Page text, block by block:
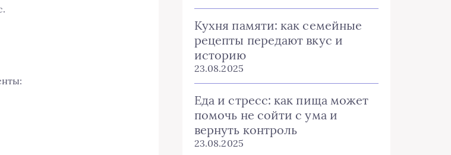
Кухня памяти: как семейные
рецепты передают вкус и
историю
23.08.2025
Еда и стресс: как пища может
помочь не сойти с ума и
вернуть контроль
23.08.2025